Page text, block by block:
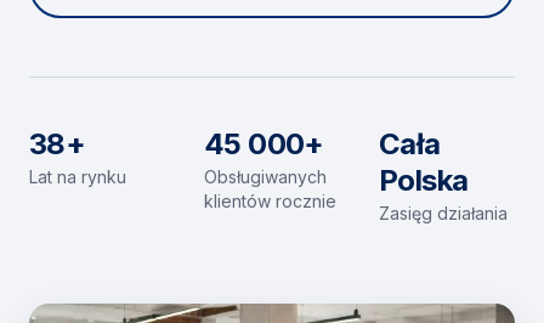
38+
Lat na rynku
45 000+
Obsługiwanych
klientów rocznie
Cała
Polska
Zasięg działania